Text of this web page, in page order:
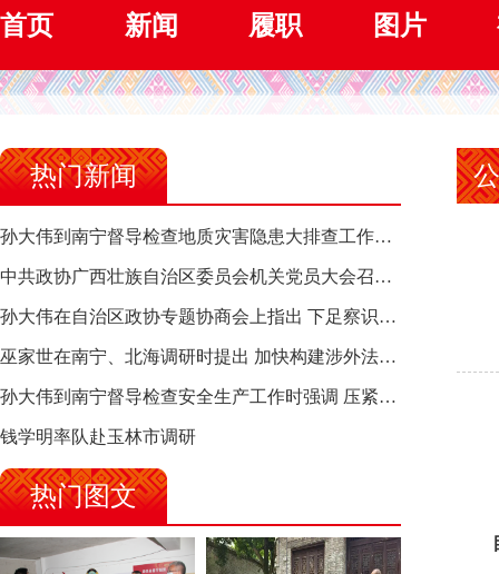
首页 新闻 履职 图片
热门新闻
孙大伟到南宁督导检查地质灾害隐患大排查工作时强调 筑牢地质灾害安全防线 全力保障人民群众生命财产安全
中共政协广西壮族自治区委员会机关党员大会召开 选举产生新一届机关党委、机关纪委
孙大伟在自治区政协专题协商会上指出 下足察识谋督之功 恪尽服务大局之责 助推有色金属、关键金属产业高质量发展
巫家世在南宁、北海调研时提出 加快构建涉外法律供给集群 护航向海经济高质量发展
孙大伟到南宁督导检查安全生产工作时强调 压紧压实责任 狠抓隐患整治 坚决筑牢安全生产防线
钱学明率队赴玉林市调研
热门图文